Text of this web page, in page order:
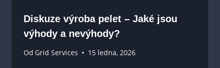
Diskuze výroba pelet – Jaké jsou
výhody a nevýhody?
Od Grid Services 15 ledna, 2026